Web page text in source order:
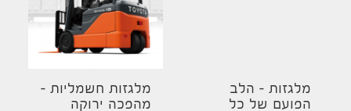
מלגזות – הלב
הפועם של כל
מלגזות חשמליות –
מהפכה ירוקה